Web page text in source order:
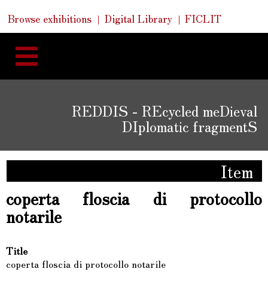
navigation
Quick
Links
Browse exhibitions Digital Library FICLIT
REDDIS - REcycled meDieval
DIplomatic fragmentS
Item
coperta floscia di protocollo
notarile
Title
coperta floscia di protocollo notarile